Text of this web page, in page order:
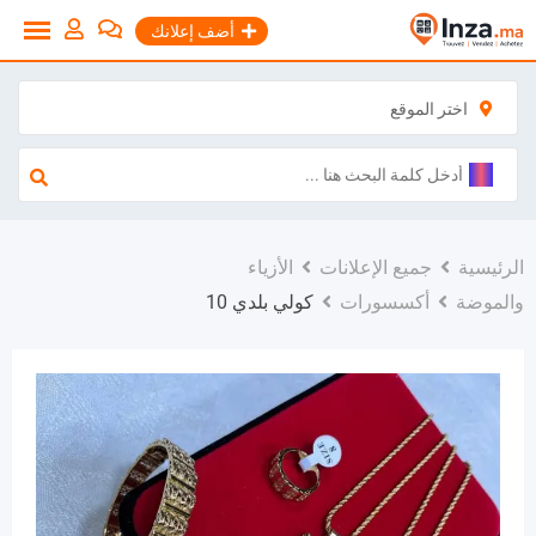
إلى
المحتوى
أضف إعلانك
اختر الموقع
الرئيسية جميع الإعلانات
الأزياء
والموضة
أكسسورات كولي بلدي 10